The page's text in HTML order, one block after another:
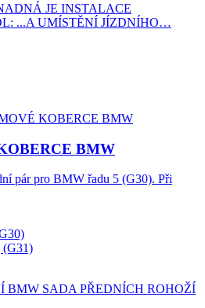
JE INSTALACE
...A UMÍSTĚNÍ JÍZDNÍHO…
BMW
pár pro BMW řadu 5 (G30). Při
(G31)